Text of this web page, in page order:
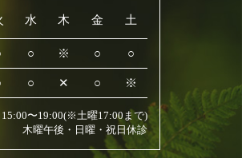
水 木 金 土
○ ※ ○ ○
○ ✕ ○ ※
〜19:00(※土曜17:00まで)
木曜午後・日曜・祝日休診